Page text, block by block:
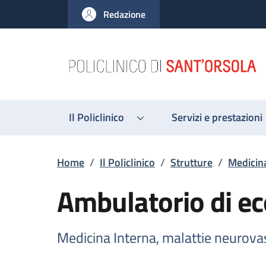
al contenuto principale
to footer content
Redazione
Il Policlinico Servizi e prestazioni
Briciole di pane
Home / Il Policlinico / Strutture /
Ambulatorio di
Medicina Interna, malattie